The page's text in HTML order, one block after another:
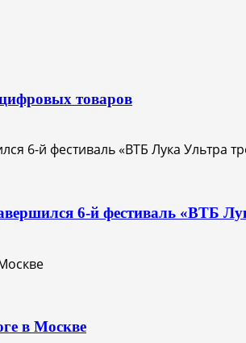
товаров
6-й фестиваль «ВТБ
в Москве